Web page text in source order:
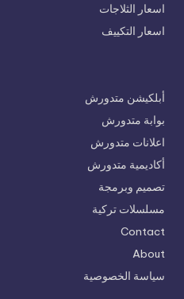
اسعار الثلاجات
اسعار التكييف
أبلكيشن متدورش
بوابة متدورش
اعلانات متدورش
أكاديمية متدورش
تصميم وبرمجة
مسلسلات تركية
Contact
About
سياسة الخصوصية